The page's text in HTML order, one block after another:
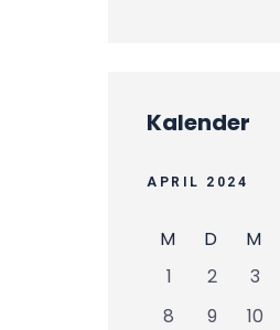
Kalender
APRIL 2024
M D M
1
2 3
8
9 10